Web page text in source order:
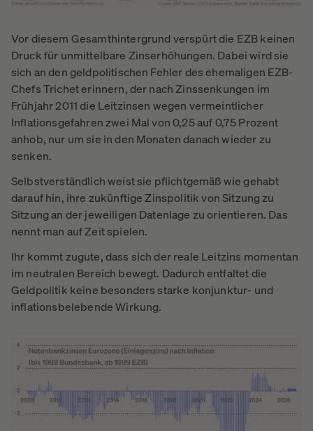
Vor diesem Gesamthintergrund verspürt die EZB keinen
Druck für unmittelbare Zinserhöhungen. Dabei wird sie
sich an den geldpolitischen Fehler des ehemaligen EZB-
Chefs Trichet erinnern, der nach Zinssenkungen im
Frühjahr 2011 die Leitzinsen wegen vermeintlicher
Inflationsgefahren zwei Mal von 0,25 auf 0,75 Prozent
anhob, nur um sie in den Monaten danach wieder zu
senken.
Selbstverständlich weist sie pflichtgemäß wie gehabt
darauf hin, ihre zukünftige Zinspolitik von Sitzung zu
Sitzung an der jeweiligen Datenlage zu orientieren. Das
nennt man auf Zeit spielen.
Ihr kommt zugute, dass sich der reale Leitzins momentan
im neutralen Bereich bewegt. Dadurch entfaltet die
Geldpolitik keine besonders starke konjunktur- und
inflationsbelebende Wirkung.